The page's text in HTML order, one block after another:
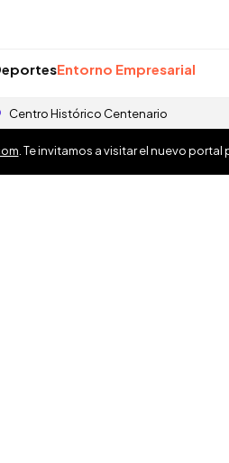
Entorno Empresarial
Centro Histórico Centenario
. Te invitamos a visitar el nuevo